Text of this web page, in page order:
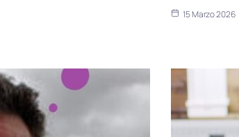
15 Marzo 2026